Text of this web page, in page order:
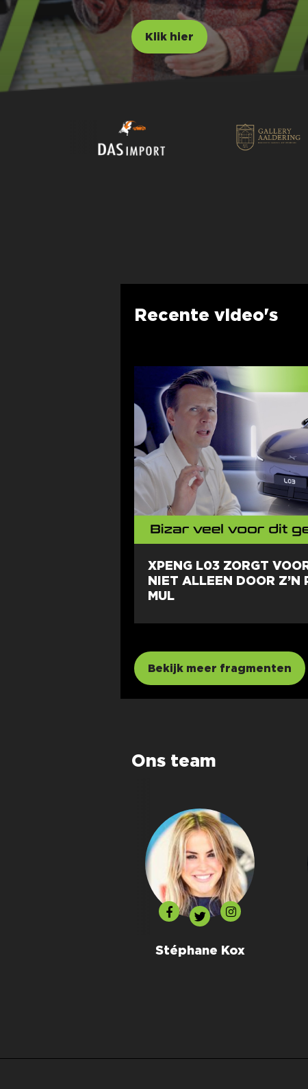
Klik hier
Recente video's
XPENG L03 ZORGT
NIET ALLEEN DOOR Z’N
MUL
Bekijk meer fragmenten
Ons team
Stéphane Kox